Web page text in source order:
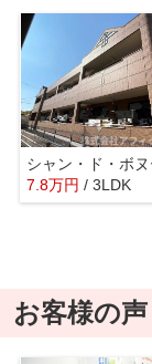
シャン・ド・ボ
7.8万円 / 3LDK
お客様の声